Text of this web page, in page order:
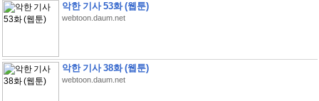
악한 기사 53화 (웹툰)
webtoon.daum.net
악한 기사 38화 (웹툰)
webtoon.daum.net